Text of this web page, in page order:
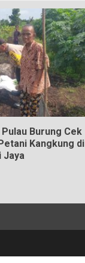
Burung Cek
Kangkung di
Jaya